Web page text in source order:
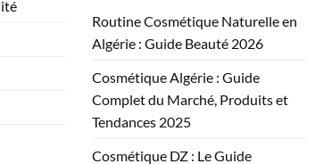
Routine Cosmétique Naturelle en
Algérie : Guide Beauté 2026
Cosmétique Algérie : Guide
Complet du Marché, Produits et
Tendances 2025
Cosmétique DZ : Le Guide